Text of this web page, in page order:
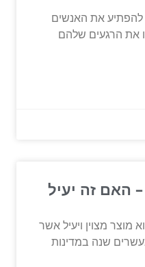
להפתיע את האנשים
את הרגעים שלהם
האם זה יעיל
מוצר מצוין ויעיל אשר
שנה במדינות